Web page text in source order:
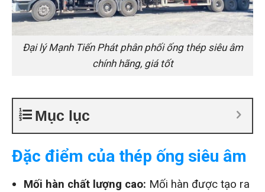
Đại lý Mạnh Tiến Phát phân phối ống thép siêu âm
chính hãng, giá tốt
Mục lục
Đặc điểm của thép ống siêu âm
Mối hàn chất lượng cao: Mối hàn được tạo ra